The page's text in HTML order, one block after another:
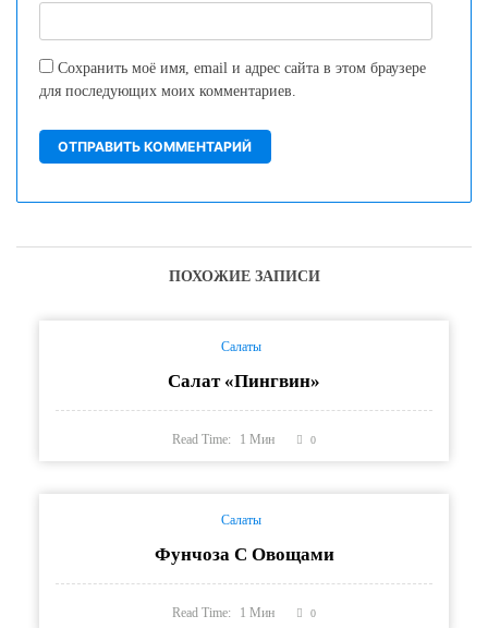
Сохранить моё имя, email и адрес сайта в этом браузере
для последующих моих комментариев.
ПОХОЖИЕ ЗАПИСИ
Салаты
Салат «Пингвин»
Read Time: 1Мин 0
Салаты
Фунчоза С Овощами
Read Time: 1Мин 0